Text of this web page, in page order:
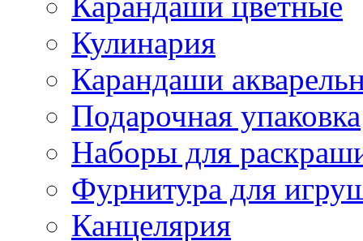
Кулинария
Карандаши
Подарочная упаковка
Наборы для
Фурнитура для
Канцелярия